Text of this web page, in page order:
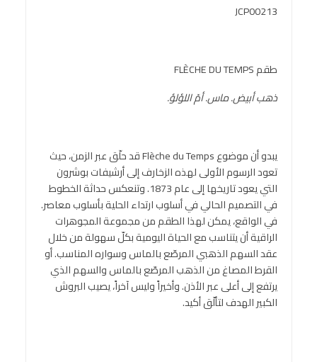
JCP00213
طقم FLÈCHE DU TEMPS
ذهب أبيض. ماس. أمّ اللؤلؤ.
يبدو أن موضوع Flèche du Temps قد حلّق عبر الزمن، حيث
تعود الرسوم الأولى لهذه الزخارف إلى أرشيفات بوشرون
التي يعود تاريخها إلى عام 1873. وتنعكس حداثة الخطوط
في التصميم الحالي في أسلوب ارتداء الحلية بأسلوب معاصر.
في الواقع، يمكن لهذا الطقم من مجموعة المجوهرات
الراقية أن يتناسب مع الحياة اليومية بكلّ سهولة من خلال
عقد السهم الذهبي المرصّع بالماس وسواره المناسب. أو
القرط المصاغ من الذهب المرصّع بالماس والسهم الذي
يرتفع إلى أعلى عبر الأذن. وأخيراً وليس آخراً، يصيب البروش
الكبير الهدف لتألّق أكيد.